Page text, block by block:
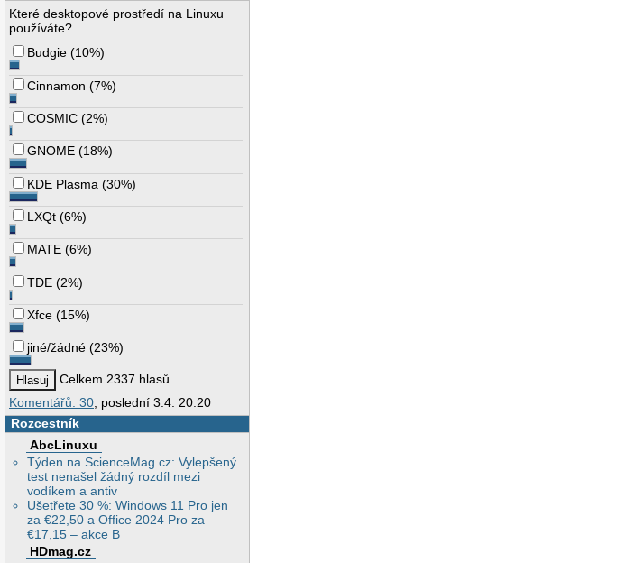
Které desktopové prostředí na Linuxu
používáte?
Budgie (10%)
Cinnamon (7%)
COSMIC (2%)
GNOME (18%)
KDE Plasma (30%)
LXQt (6%)
MATE (6%)
TDE (2%)
Xfce (15%)
jiné/žádné (23%)
Celkem 2337 hlasů
Komentářů: 30 , poslední 3.4. 20:20
Rozcestník
AbcLinuxu
Týden na ScienceMag.cz: Vylepšený
test nenašel žádný rozdíl mezi
vodíkem a antiv
Ušetřete 30 %: Windows 11 Pro jen
za €22,50 a Office 2024 Pro za
€17,15 – akce B
HDmag.cz